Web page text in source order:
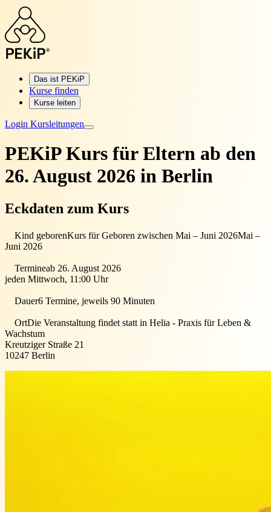
Das ist PEKiP
Kurse finden
Kurse leiten
Login Kursleitungen
PEKiP Kurs für Eltern ab den
26. August 2026 in Berlin
Eckdaten zum Kurs
Kind geborenKurs für Geboren zwischen Mai – Juni 2026Mai –
Juni 2026
Termineab 26. August 2026
jeden Mittwoch, 11:00 Uhr
Dauer6 Termine, jeweils 90 Minuten
OrtDie Veranstaltung findet statt in Helia - Praxis für Leben &
Wachstum
Kreutziger Straße 21
10247 Berlin